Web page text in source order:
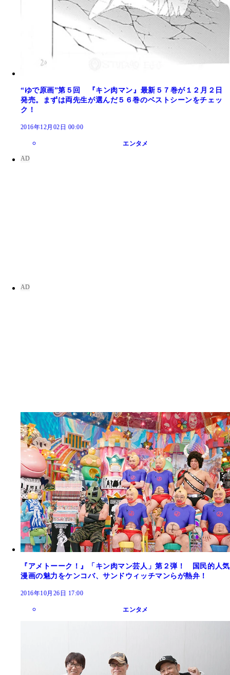
“ゆで原画”第５回 『キン肉マン』最新５７巻が１２月２日
発売。まずは両先生が選んだ５６巻のベストシーンをチェッ
ク！
2016年12月02日 00:00
エンタメ
『アメトーーク！』「キン肉マン芸人」第２弾！ 国民的人気
漫画の魅力をケンコバ、サンドウィッチマンらが熱弁！
2016年10月26日 17:00
エンタメ